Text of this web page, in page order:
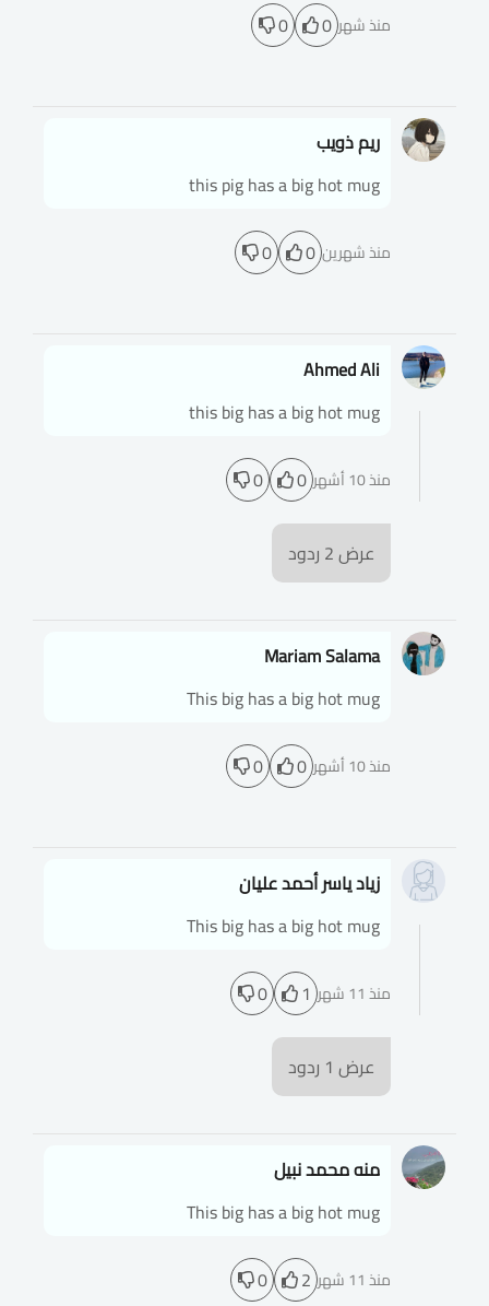
منذ شهر 0
0
ريم ذويب
this pig has a big hot mug
منذ شهرين 0
0
Ahmed Ali
this big has a big hot mug
منذ 10 أشهر 0
0
عرض2 ردود
Mariam Salama
This big has a big hot mug
منذ 10 أشهر 0
0
زياد ياسر أحمد عليان
This big has a big hot mug
منذ 11 شهر 1
0
عرض 1 ردود
منه محمد نبيل
This big has a big hot mug
منذ 11 شهر 2
0